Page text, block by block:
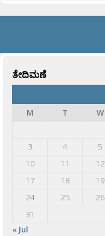
ತೇದಿಮಣೆ
M
T W
3
4 5
10
11 12
17
18 19
24
25 26
31
« Jul